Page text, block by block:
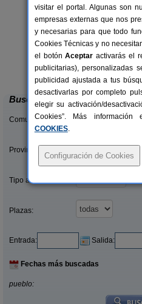
Cabaña del
Anna (Valencia)
Buscar
Comunidades:
Provincias/Islas:
Tipo alquiler:
Plazas:
Entrada: Salida:
Fechas más buscadas
pueblo:
visitar el portal. Algunas son
empresas externas que nos
y necesarias para que todo
Cookies Técnicas y no
el botónAceptar activarás el
publicitarias), personalizadas
publicidad ajustada a tus
desactivarlas por completo
elegir su activación/
Cookies”. Más información
COOKIES.